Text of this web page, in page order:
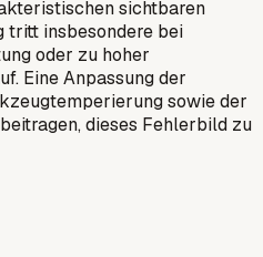
sichtbaren
tritt insbesondere bei
oder zu hoher
Eine Anpassung der
sowie der
dieses Fehlerbild zu